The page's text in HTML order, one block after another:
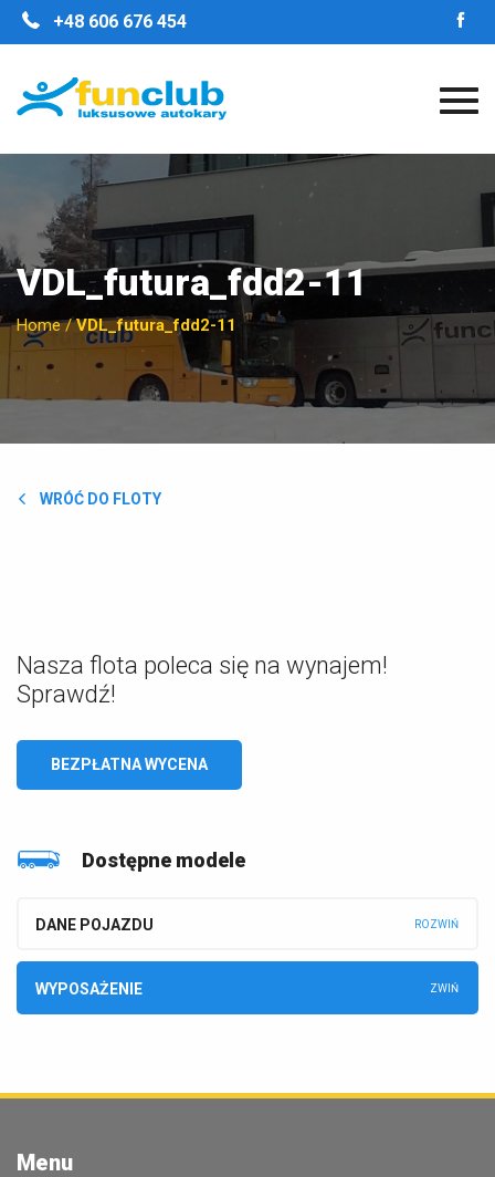
GALERIA
OPINIE
KONTAKT
+48 606 676 454
VDL_futura_fdd2-11
Home/VDL_futura_fdd2-11
WRÓĆ DO FLOTY
Nasza flota poleca się na wynajem!
Sprawdź!
BEZPŁATNA WYCENA
Dostępne modele
DANE POJAZDU
WYPOSAŻENIE
Menu